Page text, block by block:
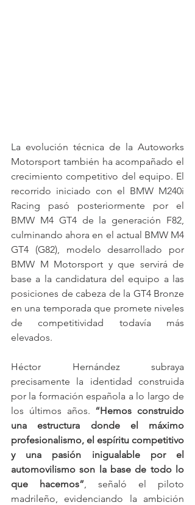
La evolución técnica de la Autoworks
Motorsport también ha acompañado el
crecimiento competitivo del equipo. El
recorrido iniciado con el BMW M240i
Racing pasó posteriormente por el
BMW M4 GT4 de la generación F82,
culminando ahora en el actual BMW M4
GT4 (G82), modelo desarrollado por
BMW M Motorsport y que servirá de
base a la candidatura del equipo a las
posiciones de cabeza de la GT4 Bronze
en una temporada que promete niveles
de competitividad todavía más
elevados.
Héctor Hernández subraya
precisamente la identidad construida
por la formación española a lo largo de
los últimos años. “Hemos construido
una estructura donde el máximo
profesionalismo, el espíritu competitivo
y una pasión inigualable por el
automovilismo son la base de todo lo
que hacemos” , señaló el piloto
madrileño, evidenciando la ambición